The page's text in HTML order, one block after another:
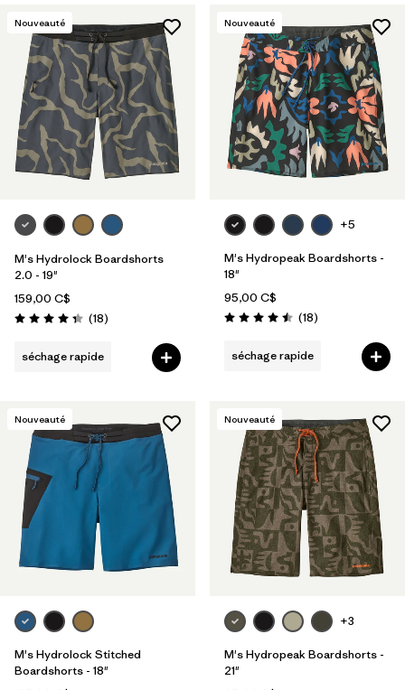
Nouveauté
M's Hydrolock Boardshorts
2.0 - 19"
159,00 C$
Évaluation: 4.3 / 5
(18Avis
)
séchage rapide
Nouveauté
+5
M's Hydropeak Boardshorts -
18"
95,00 C$
Évaluation: 4.5 / 5
(18Avis
)
séchage rapide
Nouveauté
M's Hydrolock Stitched
Boardshorts - 18"
Nouveauté
+3
M's Hydropeak Boardshorts -
21"